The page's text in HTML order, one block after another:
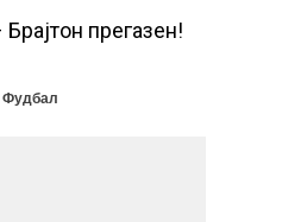
прегазен!
Фудбал